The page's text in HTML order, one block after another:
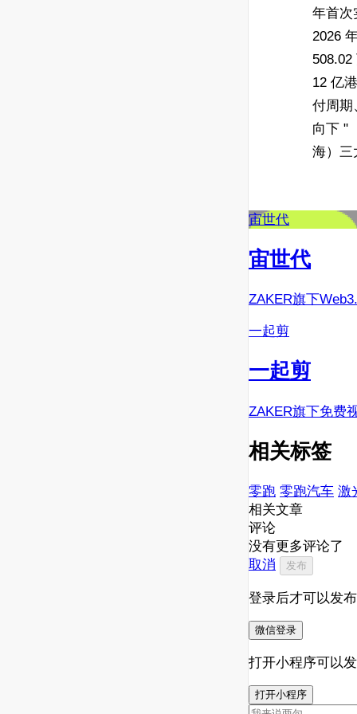
年首次
2026
12 亿
付周期
向下 "
海）三
宙世代
宙世代
ZAKER旗下
一起剪
一起剪
ZAKER旗下免费
相关标签
零跑 零跑汽车 激
相关文章
评论
没有更多评论了
取消
发布
登录后才可以发
微信登录
打开小程序可以
打开小程序